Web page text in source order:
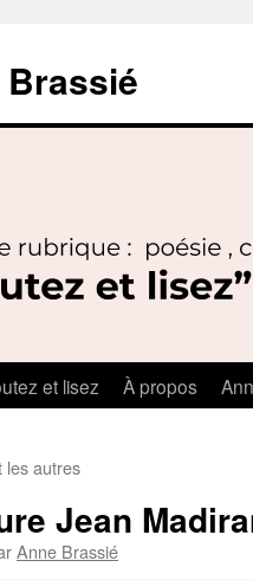
et lisez À propos
les autres
Jean
Anne Brassié